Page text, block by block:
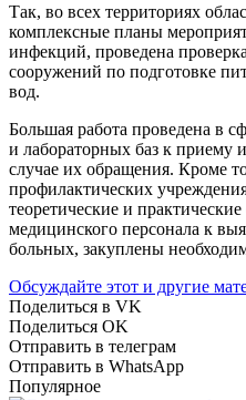
Так, во всех территориях
комплексные планы
инфекций, проведена
сооружений по подготовке
вод.
Большая работа проведена в
и лабораторных баз к приему
случае их обращения. Кроме
профилактических
теоретические и
медицинского персонала к
больных, закуплены
Обсуждайте этот и другие
Поделиться в VK
Поделиться OK
Отправить в телеграм
Отправить в WhatsApp
Популярное